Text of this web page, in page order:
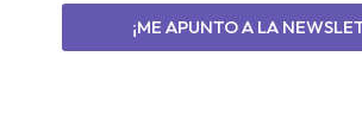
¡ME APUNTO A LA